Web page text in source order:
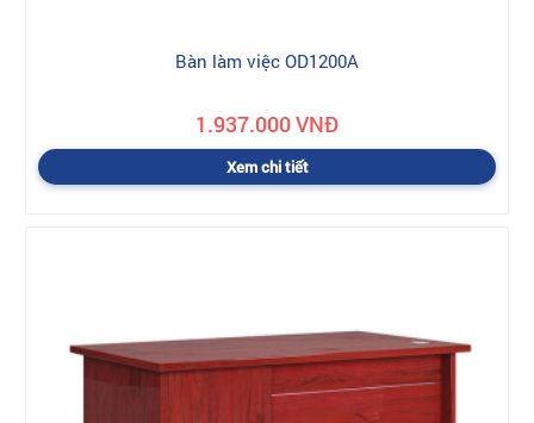
Bàn làm việc OD1200A
1.937.000 VNĐ
Xem chi tiết